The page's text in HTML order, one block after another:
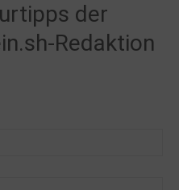
der
Redaktion